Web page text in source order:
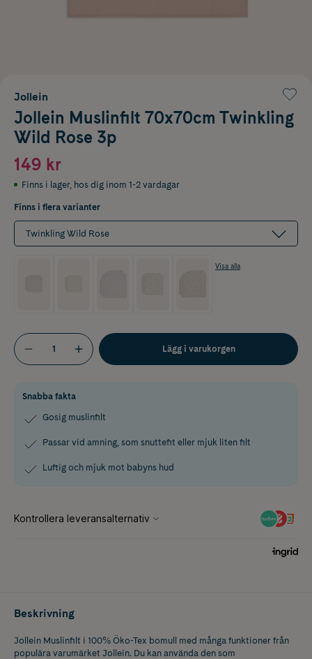
Jollein
Jollein Muslinfilt 70x70cm Twinkling
Wild Rose 3p
149 kr
Finns i lager, hos dig inom 1-2 vardagar
Finns i flera varianter
Twinkling Wild Rose
Visa alla
Lägg i varukorgen
Snabba fakta
Gosig muslinfilt
Passar vid amning, som snuttefit eller mjuk liten filt
Luftig och mjuk mot babyns hud
Beskrivning
Jollein Muslinfilt i 100% Öko-Tex bomull med många funktioner från
populära varumärket Jollein. Du kan använda den som